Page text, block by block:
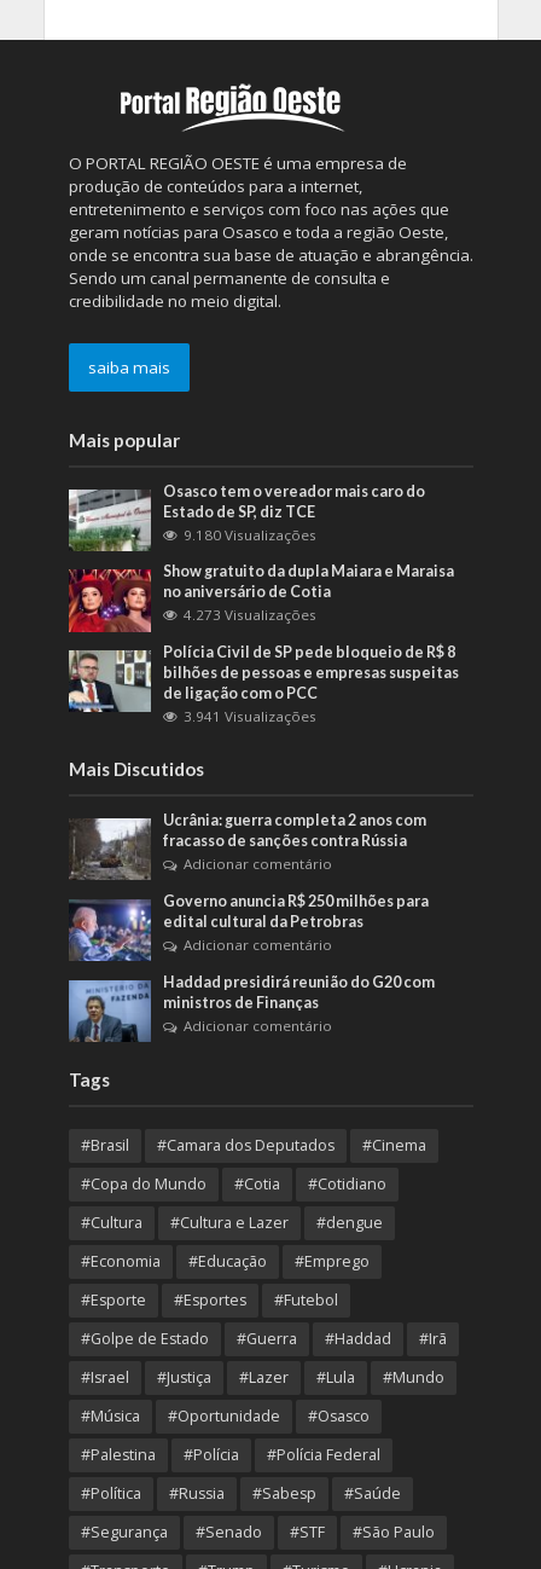
O PORTAL REGIÃO OESTE é uma empresa de
produção de conteúdos para a internet,
entretenimento e serviços com foco nas ações que
geram notícias para Osasco e toda a região Oeste,
onde se encontra sua base de atuação e abrangência.
Sendo um canal permanente de consulta e
credibilidade no meio digital.
saiba mais
Mais popular
Osasco tem o vereador mais caro do
Estado de SP, diz TCE
9.180 Visualizações
Show gratuito da dupla Maiara e Maraisa
no aniversário de Cotia
4.273 Visualizações
Polícia Civil de SP pede bloqueio de R$ 8
bilhões de pessoas e empresas suspeitas
de ligação com o PCC
3.941 Visualizações
Mais Discutidos
Ucrânia: guerra completa 2 anos com
fracasso de sanções contra Rússia
Adicionar comentário
Governo anuncia R$ 250 milhões para
edital cultural da Petrobras
Adicionar comentário
Haddad presidirá reunião do G20 com
ministros de Finanças
Adicionar comentário
Tags
#Brasil #Camara dos Deputados
#Cinema
#Copa do Mundo
#Cotia
#Cotidiano
#Cultura
#Cultura e Lazer
#dengue
#Economia
#Educação
#Emprego
#Esporte
#Esportes
#Futebol
#Golpe de Estado
#Guerra #Haddad
#Irã
#Israel
#Justiça #Lazer #Lula
#Mundo
#Música
#Oportunidade
#Osasco
#Palestina
#Polícia
#Polícia Federal
#Política
#Russia #Sabesp
#Saúde
#Segurança
#Senado #STF
#São Paulo